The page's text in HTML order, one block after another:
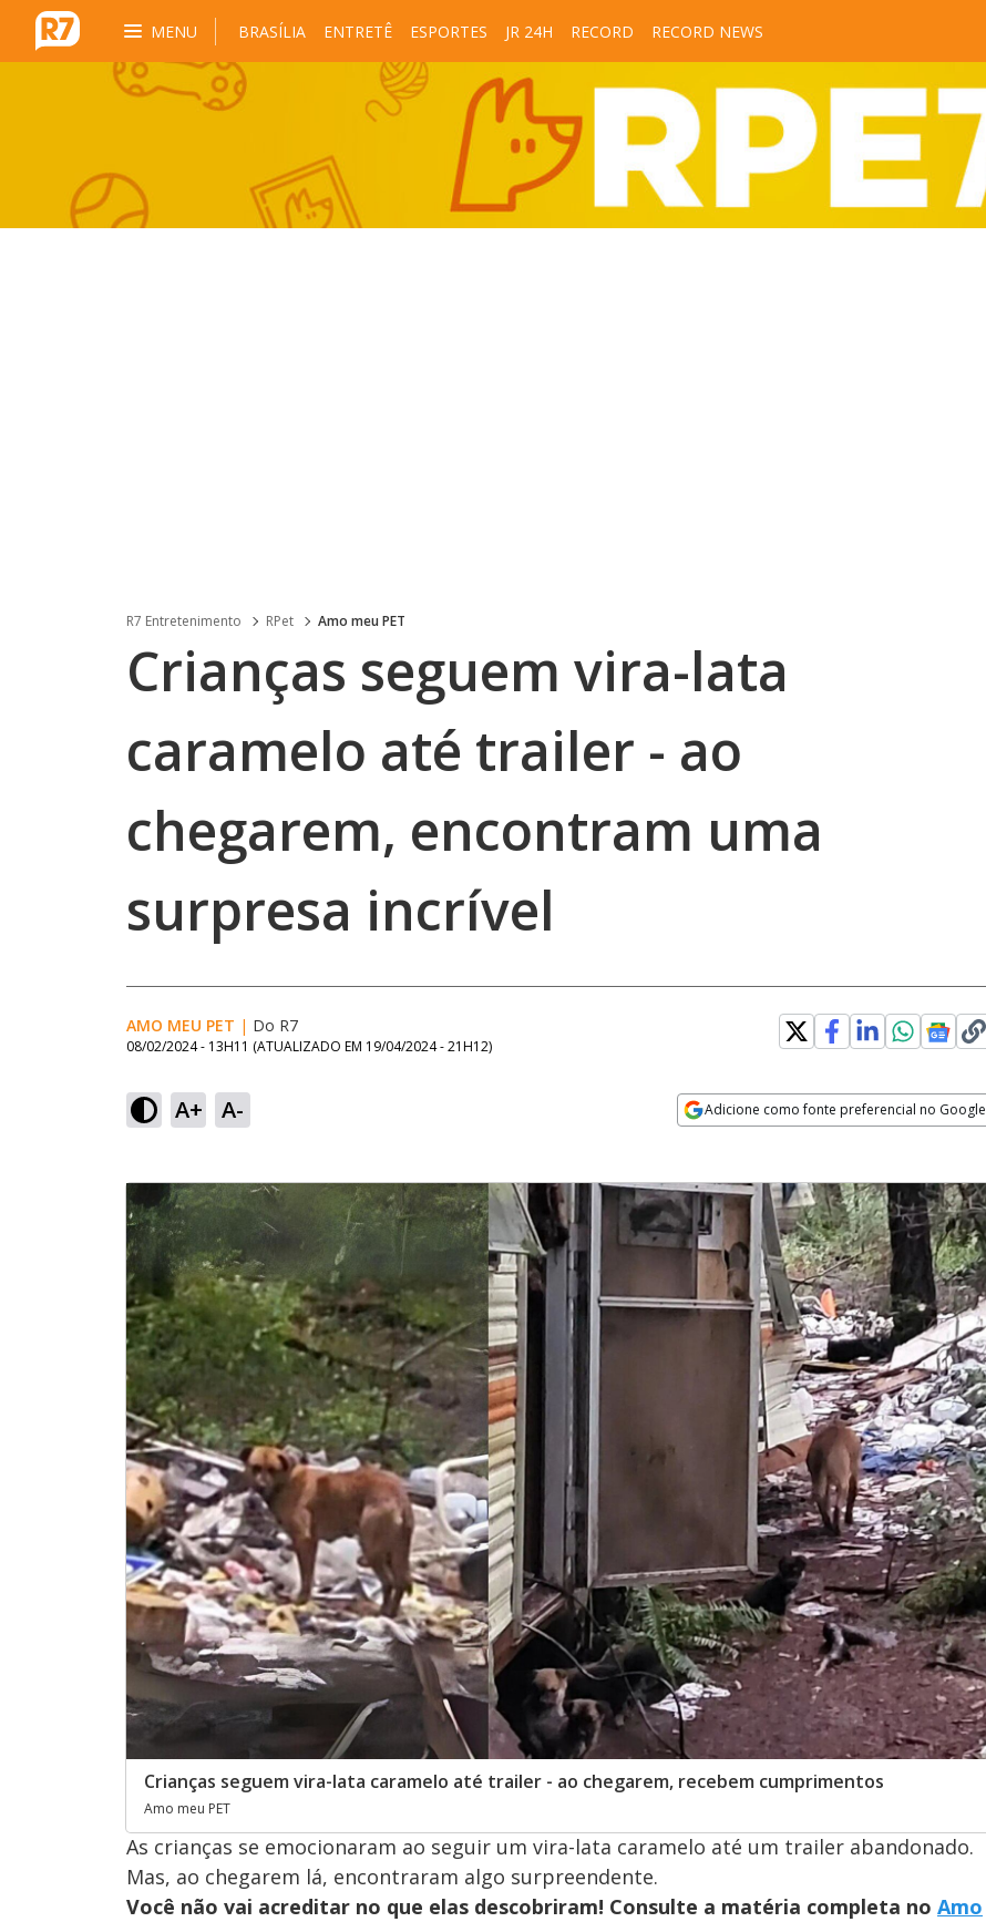
MENU BRASÍLIA ENTRETÊ ESPORTES JR 24H RECORD RECORD NEWS
R7 Entretenimento RPet Amo meu PET
Crianças seguem vira-lata
caramelo até trailer - ao
chegarem, encontram uma
surpresa incrível
AMO MEU PET | Do R7
08/02/2024 - 13H11 (ATUALIZADO EM 19/04/2024 - 21H12)
A+ A- Adicione como fonte preferencial no Google
Crianças seguem vira-lata caramelo até trailer - ao chegarem, recebem cumprimentos
Amo meu PET
As crianças se emocionaram ao seguir um vira-lata caramelo até um trailer abandonado.
Mas, ao chegarem lá, encontraram algo surpreendente.
Você não vai acreditar no que elas descobriram! Consulte a matéria completa no Amo